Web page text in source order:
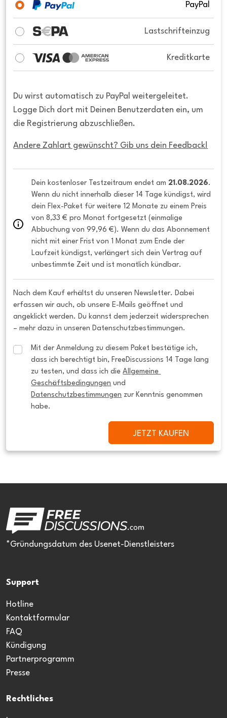
PayPal
Lastschrifteinzug
Kreditkarte
Du wirst automatisch zu PayPal weitergeleitet.
Logge Dich dort mit Deinen Benutzerdaten ein, um
die Registrierung abzuschließen.
Andere Zahlart gewünscht? Gib uns dein Feedback!
Dein kostenloser Testzeitraum endet am 21.08.2026.
Wenn du nicht innerhalb dieser 14 Tage kündigst, wird
dein Flex-Paket für weitere 12 Monate zu einem Preis
von 8,33 € pro Monat fortgesetzt (einmalige
Abbuchung von 99,96 €). Wenn du das Abonnement
nicht mit einer Frist von 1 Monat zum Ende der
Laufzeit kündigst, verlängert sich dein Vertrag auf
unbestimmte Zeit und ist monatlich kündbar.
Nach dem Kauf erhältst du unseren Newsletter. Dabei
erfassen wir auch, ob unsere E-Mails geöffnet und
angeklickt werden. Du kannst dem jederzeit widersprechen
– mehr dazu in unseren Datenschutzbestimmungen.
Mit der Anmeldung zu diesem Paket bestätige ich,
dass ich berechtigt bin, FreeDiscussions 14 Tage lang
zu testen, und dass ich die Allgemeine
Geschäftsbedingungen
Datenschutzbestimmungen zur Kenntnis genommen
habe.
JETZT KAUFEN
*Gründungsdatum des Usenet-Dienstleisters
Support
Hotline
Kontaktformular
FAQ
Kündigung
Partnerprogramm
Presse
Rechtliches